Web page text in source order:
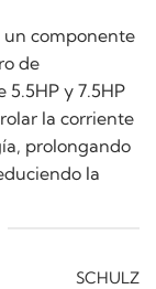
un componente
de
y 7.5HP
la corriente
prolongando
la
SCHULZ